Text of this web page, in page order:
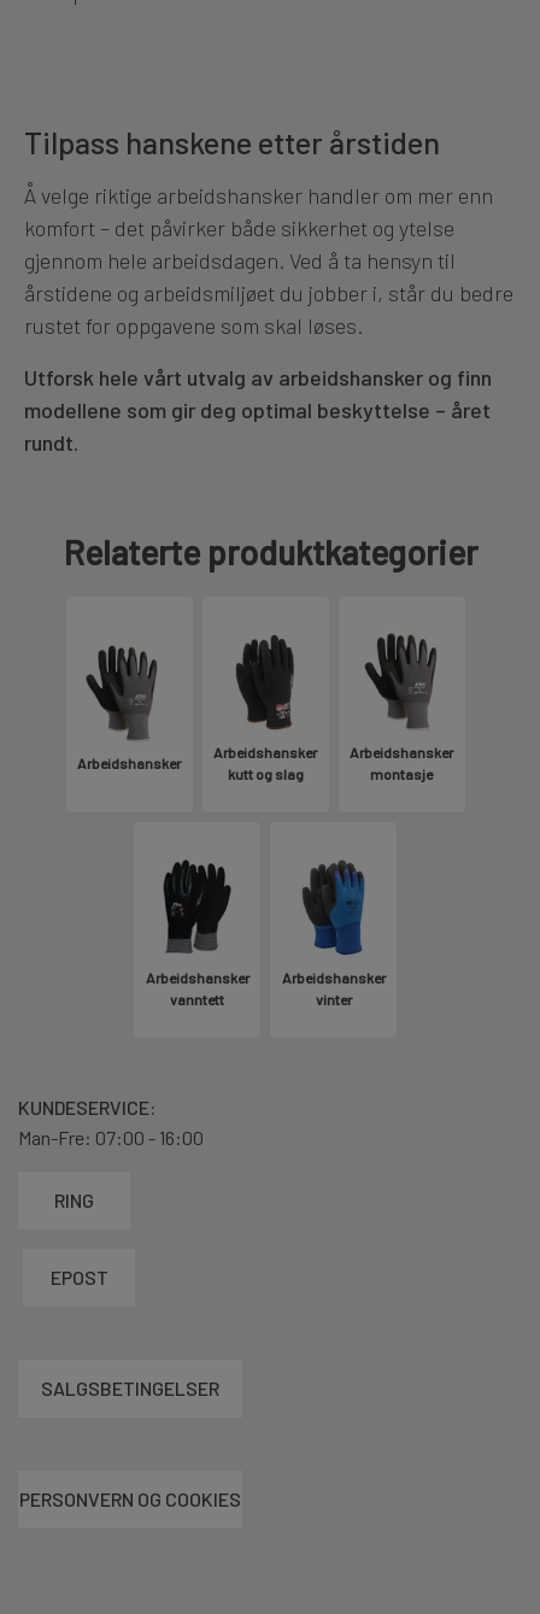
Tilpass hanskene etter årstiden
Å velge riktige arbeidshansker handler om mer enn
komfort – det påvirker både sikkerhet og ytelse
gjennom hele arbeidsdagen. Ved å ta hensyn til
årstidene og arbeidsmiljøet du jobber i, står du bedre
rustet for oppgavene som skal løses.
Utforsk hele vårt utvalg av arbeidshansker og finn
modellene som gir deg optimal beskyttelse – året
rundt.
Relaterte produktkategorier
Arbeidshansker
Arbeidshansker
kutt og slag
Arbeidshansker
montasje
Arbeidshansker
vanntett
Arbeidshansker
vinter
KUNDESERVICE:
Man-Fre: 07:00 - 16:00
RING
EPOST
SALGSBETINGELSER
PERSONVERN OG COOKIES